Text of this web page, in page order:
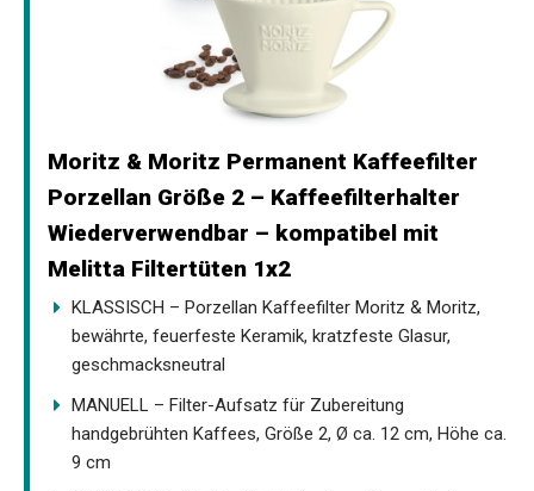
Moritz & Moritz Permanent Kaffeefilter
Porzellan Größe 2 – Kaffeefilterhalter
Wiederverwendbar – kompatibel mit
Melitta Filtertüten 1x2
KLASSISCH – Porzellan Kaffeefilter Moritz & Moritz,
bewährte, feuerfeste Keramik, kratzfeste Glasur,
geschmacksneutral
MANUELL – Filter-Aufsatz für Zubereitung
handgebrühten Kaffees, Größe 2, Ø ca. 12 cm, Höhe ca.
9 cm